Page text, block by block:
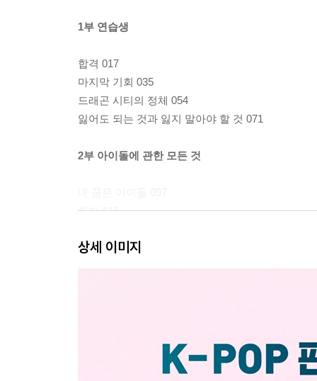
1부 연습생
합격 017
마지막 기회 035
드래곤 시티의 정체 054
잃어도 되는 것과 잃지 말아야 할 것 071
2부 아이돌에 관한 모든 것
루머 116
O와 X사이 151
두려움이라는 껍질 205
상세 이미지